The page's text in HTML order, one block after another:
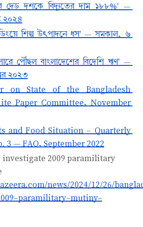
দেড় দশকে বিদ্যুতের দাম ১৮৮%' —
২০২৪
শিল্প উৎপাদনে ধস' — সমকাল, ৬
পৌঁছল বাংলাদেশের বিদেশি ঋণ' —
২০২৩
on State of the Bangladesh
Paper Committee, November
and Food Situation – Quarterly
3 — FAO, September 2022
investigate 2009 paramilitary
news/2024/12/26/
paramilitary-mutiny-